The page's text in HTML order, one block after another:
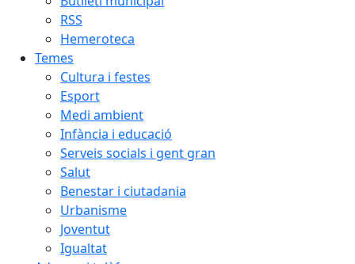
RSS
Hemeroteca
Temes
Cultura i festes
Esport
Medi ambient
Infància i educació
Serveis socials i gent gran
Salut
Benestar i ciutadania
Urbanisme
Joventut
Igualtat